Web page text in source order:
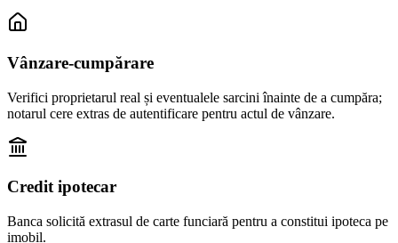
Vânzare-cumpărare
Verifici proprietarul real și eventualele sarcini înainte de a cumpăra;
notarul cere extras de autentificare pentru actul de vânzare.
Credit ipotecar
Banca solicită extrasul de carte funciară pentru a constitui ipoteca pe
imobil.